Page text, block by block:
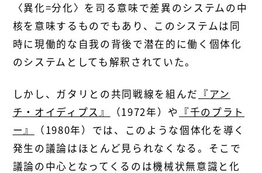
〈異化=分化〉を司る意味で差異のシステムの中
核を意味するものでもあり、このシステムは同
時に現働的な自我の背後で潜在的に働く個体化
のシステムとしても解釈されていた。
しかし、ガタリとの共同戦線を組んだ 『アン
チ・オイディプス』
（1972年）や 『千のプラト
ー』
（1980年）では、このような個体化を導く
発生の議論はほとんど見られなくなる。そこで
議論の中心となってくるのは機械状無意識と化